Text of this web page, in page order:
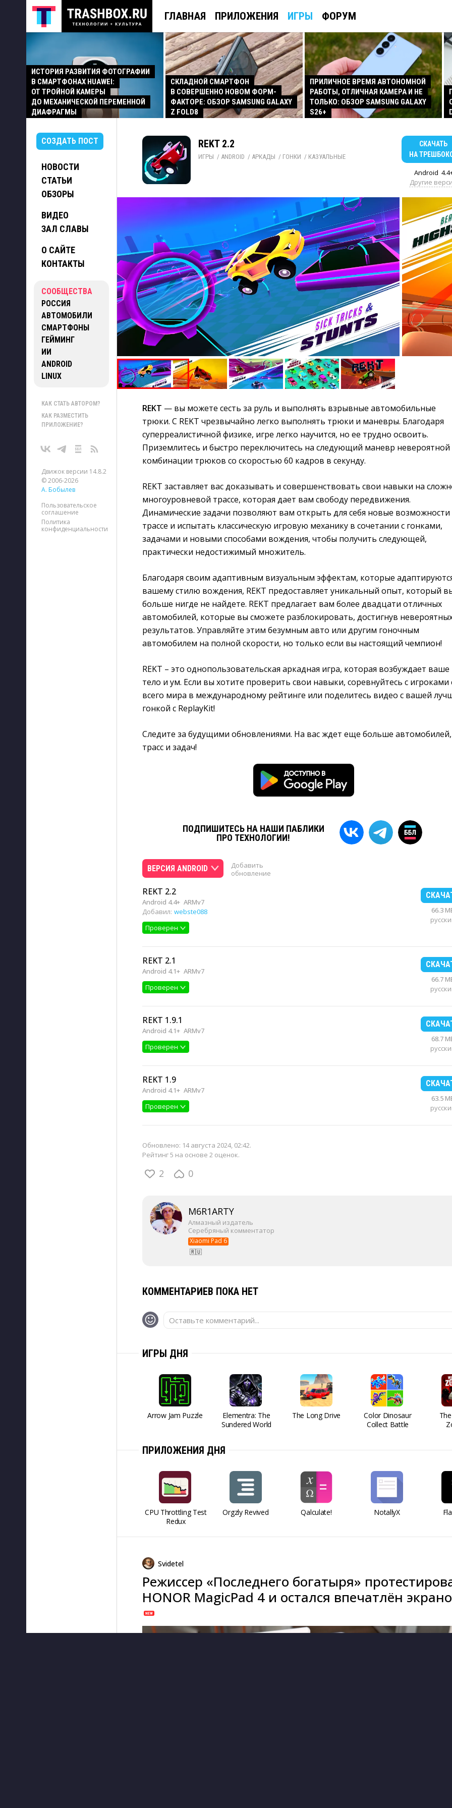
ГЛАВНАЯ ПРИЛОЖЕНИЯ ИГРЫ ФОРУМ
ИСТОРИЯ РАЗВИТИЯ ФОТОГРАФИИ
В СМАРТФОНАХ HUAWEI:
ОТ ТРОЙНОЙ КАМЕРЫ
ДО МЕХАНИЧЕСКОЙ ПЕРЕМЕННОЙ
ДИАФРАГМЫ
СКЛАДНОЙ СМАРТФОН
В СОВЕРШЕННО НОВОМ ФОРМ-
ФАКТОРЕ: ОБЗОР SAMSUNG GALAXY
Z FOLD8
ПРИЛИЧНОЕ ВРЕМЯ АВТОНОМНОЙ
РАБОТЫ, ОТЛИЧНАЯ КАМЕРА И НЕ
ТОЛЬКО: ОБЗОР SAMSUNG GALAXY
S26+
СОЗДАТЬ ПОСТ
НОВОСТИ
СТАТЬИ
ОБЗОРЫ
ВИДЕО
ЗАЛ СЛАВЫ
О САЙТЕ
КОНТАКТЫ
СООБЩЕСТВА
РОССИЯ
АВТОМОБИЛИ
СМАРТФОНЫ
ГЕЙМИНГ
ИИ
ANDROID
LINUX
КАК СТАТЬ АВТОРОМ?
КАК РАЗМЕСТИТЬ
ПРИЛОЖЕНИЕ?
Движок версии 14.8.2
© 2006-2026
А. Бобылев
Пользовательское
соглашение
Политика
конфиденциальности
REKT 2.2
ИГРЫ / ANDROID / АРКАДЫ / ГОНКИ / КАЗУАЛЬНЫЕ
СКАЧАТЬ
НА
Android
Другие
REKT — вы можете сесть за руль и выполнять взрывные автомобильные
трюки. С REKT чрезвычайно легко выполнять трюки и маневры. Благодаря
суперреалистичной физике, игре легко научится, но ее трудно освоить.
Приземлитесь и быстро переключитесь на следующий маневр невероятной
комбинации трюков со скоростью 60 кадров в секунду.
REKT заставляет вас доказывать и совершенствовать свои навыки на
многоуровневой трассе, которая дает вам свободу передвижения.
Динамические задачи позволяют вам открыть для себя новые возможности
трассе и испытать классическую игровую механику в сочетании с гонками,
задачами и новыми способами вождения, чтобы получить следующей,
практически недостижимый множитель.
Благодаря своим адаптивным визуальным эффектам, которые
вашему стилю вождения, REKT предоставляет уникальный опыт, который
больше нигде не найдете. REKT предлагает вам более двадцати отличных
автомобилей, которые вы сможете разблокировать, достигнув
результатов. Управляйте этим безумным авто или другим гоночным
автомобилем на полной скорости, но только если вы настоящий чемпион!
REKT – это однопользовательская аркадная игра, которая возбуждает ваше
тело и ум. Если вы хотите проверить свои навыки, соревнуйтесь с игроками
всего мира в международному рейтинге или поделитесь видео с вашей
гонкой с ReplayKit!
Следите за будущими обновлениями. На вас ждет еще больше автомобилей,
трасс и задач!
ПОДПИШИТЕСЬ НА НАШИ ПАБЛИКИ
ПРО ТЕХНОЛОГИИ!
ВЕРСИЯ ANDROID
Добавить
обновление
REKT 2.2
Android 4.4+ ARMv7
Добавил: webste088
Проверен
66.3
REKT 2.1
Android 4.1+ ARMv7
Проверен
66.7
REKT 1.9.1
Android 4.1+ ARMv7
Проверен
68.7
REKT 1.9
Android 4.1+ ARMv7
Проверен
63.5
Обновлено: 14 августа 2024, 02:42.
Рейтинг 5 на основе 2 оценок.
2 0
M6R1ARTY
Алмазный издатель
Серебряный комментатор
Xiaomi Pad 6
🇷🇺
КОММЕНТАРИЕВ ПОКА НЕТ
Оставьте комментарий...
ИГРЫ ДНЯ
Arrow Jam Puzzle
Elementra: The
Sundered World
The Long Drive
Color Dinosaur
Collect Battle
ПРИЛОЖЕНИЯ ДНЯ
CPU Throttling Test
Redux
Orgzly Revived Qalculate! NotallyX
Svidetel
Режиссер «Последнего богатыря»
HONOR MagicPad 4 и остался впечатлён